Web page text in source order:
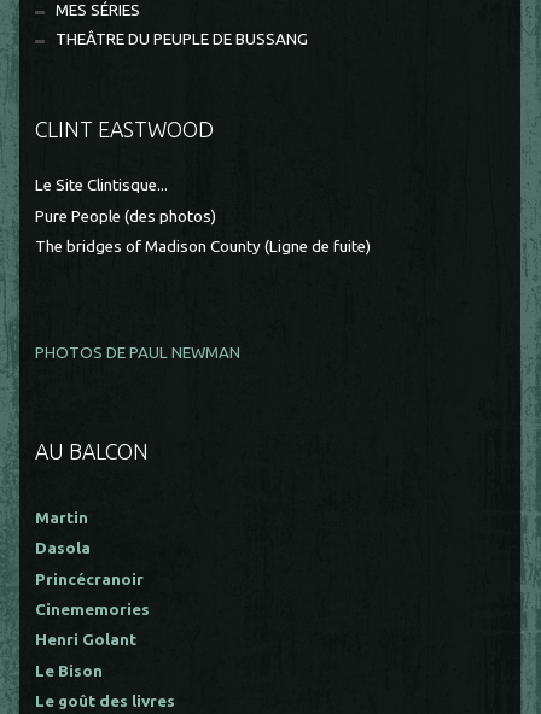
MES SÉRIES
THEÂTRE DU PEUPLE DE BUSSANG
CLINT EASTWOOD
Le Site Clintisque...
Pure People (des photos)
The bridges of Madison County (Ligne de fuite)
PHOTOS DE PAUL NEWMAN
AU BALCON
Martin
Dasola
Princécranoir
Cinememories
Henri Golant
Le Bison
Le goût des livres